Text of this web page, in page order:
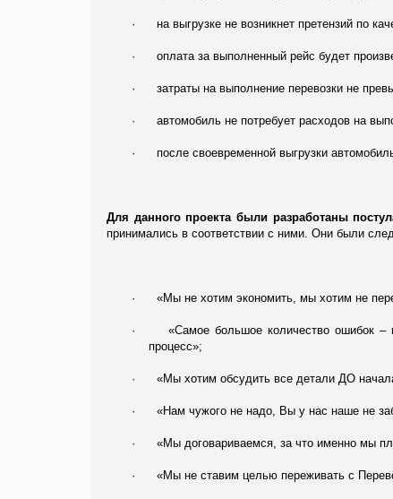
· на выгрузке не возникнет претензий по
· оплата за выполненный рейс будет
· затраты на выполнение перевозки не
· автомобиль не потребует расходов на
· после своевременной выгрузки
Для данного проекта были разработаны
принимались в соответствии с ними. Они были
· «Мы не хотим экономить, мы хотим не
·
«Самое большое количество ошибок –
процесс»;
· «Мы хотим обсудить все детали ДО
· «Нам чужого не надо, Вы у нас наше не
· «Мы договариваемся, за что именно мы
· «Мы не ставим целью переживать с